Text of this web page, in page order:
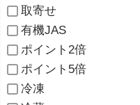
取寄せ
有機JAS
ポイント2倍
ポイント5倍
冷凍